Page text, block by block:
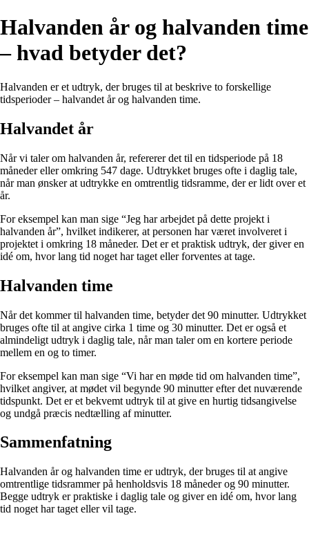
Halvanden år og halvanden time
– hvad betyder det?
Halvanden er et udtryk, der bruges til at beskrive to forskellige
tidsperioder – halvandet år og halvanden time.
Halvandet år
Når vi taler om halvanden år, refererer det til en tidsperiode på 18
måneder eller omkring 547 dage. Udtrykket bruges ofte i daglig tale,
når man ønsker at udtrykke en omtrentlig tidsramme, der er lidt over et
år.
For eksempel kan man sige “Jeg har arbejdet på dette projekt i
halvanden år”, hvilket indikerer, at personen har været involveret i
projektet i omkring 18 måneder. Det er et praktisk udtryk, der giver en
idé om, hvor lang tid noget har taget eller forventes at tage.
Halvanden time
Når det kommer til halvanden time, betyder det 90 minutter. Udtrykket
bruges ofte til at angive cirka 1 time og 30 minutter. Det er også et
almindeligt udtryk i daglig tale, når man taler om en kortere periode
mellem en og to timer.
For eksempel kan man sige “Vi har en møde tid om halvanden time”,
hvilket angiver, at mødet vil begynde 90 minutter efter det nuværende
tidspunkt. Det er et bekvemt udtryk til at give en hurtig tidsangivelse
og undgå præcis nedtælling af minutter.
Sammenfatning
Halvanden år og halvanden time er udtryk, der bruges til at angive
omtrentlige tidsrammer på henholdsvis 18 måneder og 90 minutter.
Begge udtryk er praktiske i daglig tale og giver en idé om, hvor lang
tid noget har taget eller vil tage.